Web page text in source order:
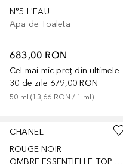
N°5 L'EAU
Apa de Toaleta
683,00 RON
Cel mai mic preț din ultimele
30 de zile 679,00 RON
50 ml (13,66 RON / 1 ml)
CHANEL
ROUGE NOIR
OMBRE ESSENTIELLE TOP COAT
+